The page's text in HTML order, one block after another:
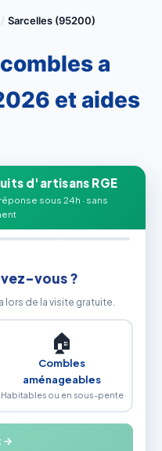
/ Sarcelles (95200)
a
et aides
d'artisans RGE
sous 24h · sans
vous ?
lors de la visite gratuite.
🏠
Combles
aménageables
Habitables ou en sous-pente
→